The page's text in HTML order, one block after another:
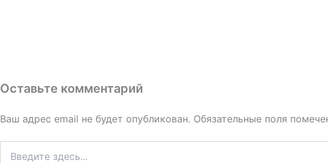
Оставьте комментарий
Ваш адрес email не будет опубликован. Обязательные поля
здесь...